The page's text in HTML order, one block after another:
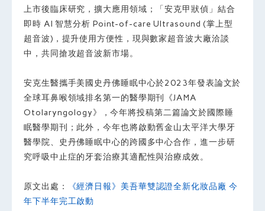
上市後臨床研究，擴大應用領域；「安克甲狀偵」結合
即時 AI 智慧分析 Point-of-care Ultrasound (掌上型
超音波)，提升使用方便性，現與數家超音波大廠洽談
中，共同搶攻超音波新市場。
安克生醫攜手美國史丹佛睡眠中心於2023年發表論文於
全球耳鼻喉領域排名第一的醫學期刊《JAMA
Otolaryngology》，今年將投稿第二篇論文於國際睡
眠醫學期刊；此外，今年也將啟動舊金山太平洋大學牙
醫學院、史丹佛睡眠中心的跨國多中心合作，進一步研
究呼吸中止症的牙套治療其適配性與治療成效。
原文出處：
《經濟日報》美吾華雙認證全新化妝品廠 今
年下半年完工啟動